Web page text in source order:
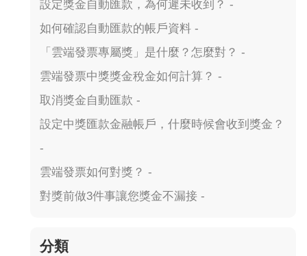
設定獎金自動匯款，為何遲未收到？ -
如何確認自動匯款的帳戶資料 -
「雲端發票專屬獎」是什麼？怎麼對？ -
雲端發票中獎獎金稅金如何計算？ -
取消獎金自動匯款 -
設定中獎匯款金融帳戶，什麼時候會收到獎金？
-
雲端發票如何對獎？ -
對獎前做3件事讓您獎金不漏接 -
分類